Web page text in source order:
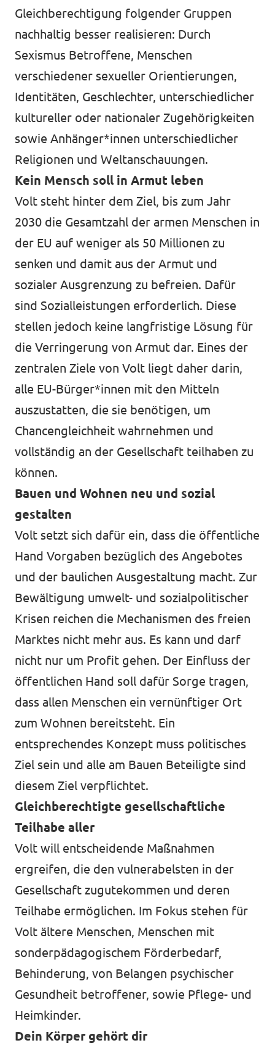
Gleichberechtigung folgender Gruppen
nachhaltig besser realisieren: Durch
Sexismus Betroffene, Menschen
verschiedener sexueller Orientierungen,
Identitäten, Geschlechter, unterschiedlicher
kultureller oder nationaler Zugehörigkeiten
sowie Anhänger*innen unterschiedlicher
Religionen und Weltanschauungen.
Kein Mensch soll in Armut leben
Volt steht hinter dem Ziel, bis zum Jahr
2030 die Gesamtzahl der armen Menschen in
der EU auf weniger als 50 Millionen zu
senken und damit aus der Armut und
sozialer Ausgrenzung zu befreien. Dafür
sind Sozialleistungen erforderlich. Diese
stellen jedoch keine langfristige Lösung für
die Verringerung von Armut dar. Eines der
zentralen Ziele von Volt liegt daher darin,
alle EU-Bürger*innen mit den Mitteln
auszustatten, die sie benötigen, um
Chancengleichheit wahrnehmen und
vollständig an der Gesellschaft teilhaben zu
können.
Bauen und Wohnen neu und sozial
gestalten
Volt setzt sich dafür ein, dass die öffentliche
Hand Vorgaben bezüglich des Angebotes
und der baulichen Ausgestaltung macht. Zur
Bewältigung umwelt- und sozialpolitischer
Krisen reichen die Mechanismen des freien
Marktes nicht mehr aus. Es kann und darf
nicht nur um Profit gehen. Der Einfluss der
öffentlichen Hand soll dafür Sorge tragen,
dass allen Menschen ein vernünftiger Ort
zum Wohnen bereitsteht. Ein
entsprechendes Konzept muss politisches
Ziel sein und alle am Bauen Beteiligte sind
diesem Ziel verpflichtet.
Gleichberechtigte gesellschaftliche
Teilhabe aller
Volt will entscheidende Maßnahmen
ergreifen, die den vulnerabelsten in der
Gesellschaft zugutekommen und deren
Teilhabe ermöglichen. Im Fokus stehen für
Volt ältere Menschen, Menschen mit
sonderpädagogischem Förderbedarf,
Behinderung, von Belangen psychischer
Gesundheit betroffener, sowie Pflege- und
Heimkinder.
Dein Körper gehört dir